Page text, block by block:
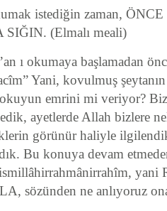
istediğin zaman,
(Elmalı meali)
ı okumaya başlamadan
Yani, kovulmuş
okuyun emrini mi veriyor?
ayetlerde Allah bizlere
görünür haliyle
Bu konuya devam
sözünden ne anlıyoruz ona